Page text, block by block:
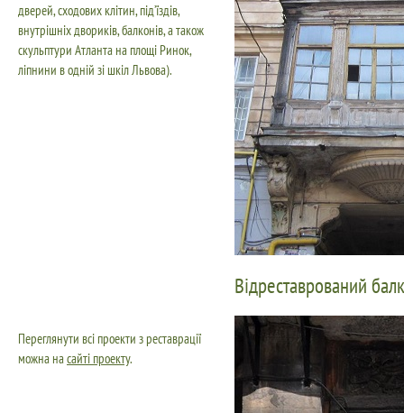
дверей, сходових клітин, під’їздів,
внутрішніх двориків, балконів, а також
скульптури Атланта на площі Ринок,
ліпнини в одній зі шкіл Львова).
Відреставрований
Переглянути всі проекти з реставрації
можна насайті проекту.